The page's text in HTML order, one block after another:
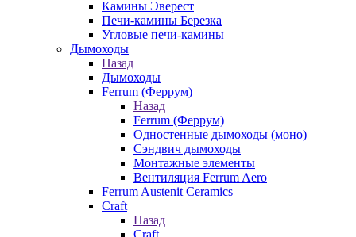
Камины Эверест
Печи-камины Березка
Угловые печи-камины
Дымоходы
Назад
Дымоходы
Ferrum (Феррум)
Назад
Ferrum (Феррум)
Одностенные дымоходы (моно)
Сэндвич дымоходы
Монтажные элементы
Вентиляция Ferrum Aero
Ferrum Austenit Ceramics
Craft
Назад
Craft